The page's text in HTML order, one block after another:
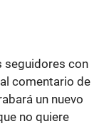
seguidores con
comentario de
un nuevo
no quiere